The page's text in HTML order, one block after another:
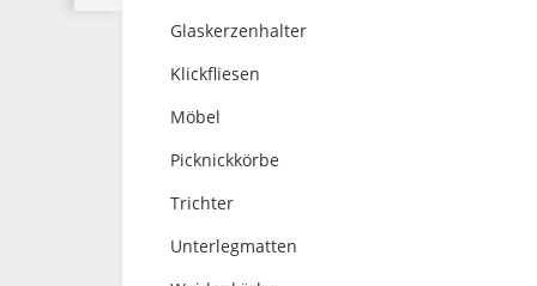
Glaskerzenhalter
Klickfliesen
Möbel
Picknickkörbe
Trichter
Unterlegmatten